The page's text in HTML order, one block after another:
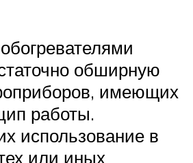
обширную
имеющих
работы.
использование в
или иных